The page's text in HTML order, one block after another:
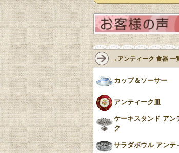
→アンティーク 食器 一
カップ＆ソーサー
アンティーク皿
ケーキスタンド アン
ク
サラダボウル アンテ